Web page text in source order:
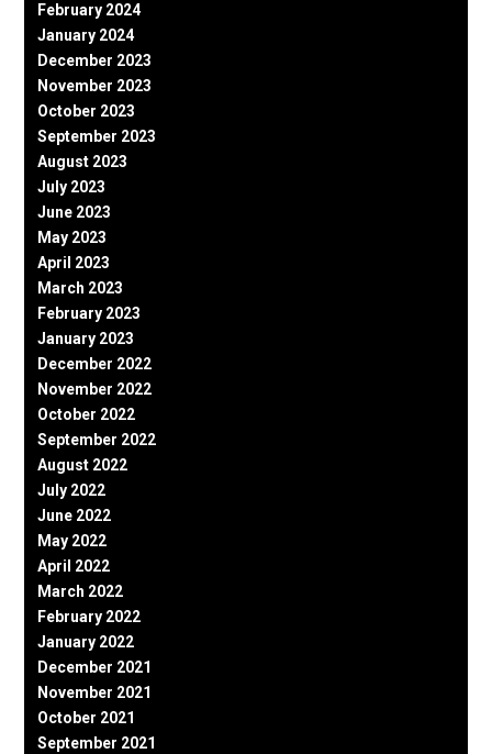
February 2024
January 2024
December 2023
November 2023
October 2023
September 2023
August 2023
July 2023
June 2023
May 2023
April 2023
March 2023
February 2023
January 2023
December 2022
November 2022
October 2022
September 2022
August 2022
July 2022
June 2022
May 2022
April 2022
March 2022
February 2022
January 2022
December 2021
November 2021
October 2021
September 2021